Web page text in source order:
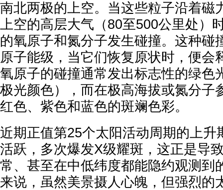
南北两极的上空。当这些粒子沿着磁
上空的高层大气（80至500公里处）
的氧原子和氮分子发生碰撞。这种碰
原子能级，当它们恢复原状时，便会
氧原子的碰撞通常发出标志性的绿色
极光颜色），而在极高海拔或氮分子
红色、紫色和蓝色的斑斓色彩。
近期正值第25个太阳活动周期的上升
活跃，多次爆发X级耀斑 ，这正是导
常、甚至在中低纬度都能隐约观测到
来说，虽然美景摄人心魄，但强烈的